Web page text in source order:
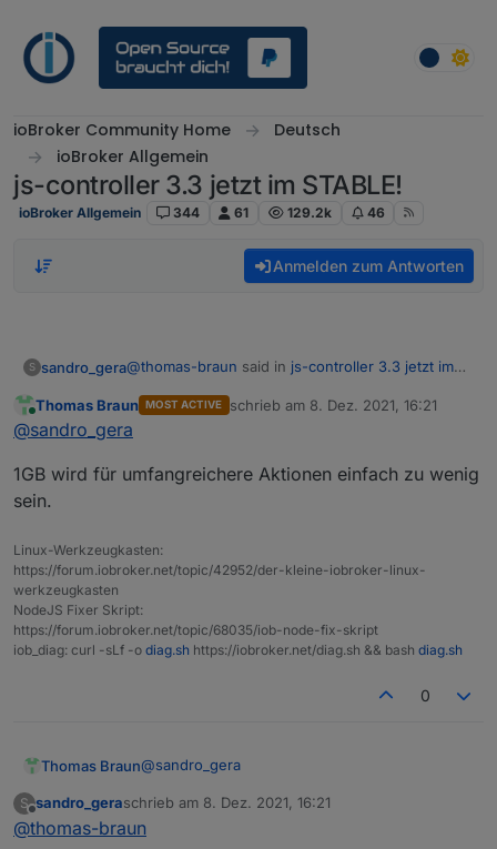
ioBroker Community Home
Deutsch
ioBroker Allgemein
js-controller 3.3 jetzt im STABLE!
ioBroker Allgemein 344 61 129.2k 46
Anmelden zum Antworten
S sandro_gera@thomas-braun said in js-controller 3.3 jetzt im
Mem:           923M        144M
Swap:           99M          0B
pi@RaspBee-II-Phoscon:/opt/iobroker $
Online
Thomas Braun MOST ACTIVE schrieb am 8. Dez. 2021, 16:21
zuletzt editiert von
@sandro_gera
1GB wird für umfangreichere Aktionen einfach zu wenig
sein.
Linux-Werkzeugkasten:
https://forum.iobroker.net/topic/42952/der-kleine-iobroker-linux-
werkzeugkasten
NodeJS Fixer Skript:
https://forum.iobroker.net/topic/68035/iob-node-fix-skript
iob_diag: curl -sLf -o diag.sh https://iobroker.net/diag.sh && bash diag.sh
0
Thomas Braun@sandro_gera
1GB wird für umfangreichere Aktionen einfach
zu wenig sein.
S
Offline
sandro_geraschrieb am 8. Dez. 2021, 16:21
zuletzt editiert von
@thomas-braun